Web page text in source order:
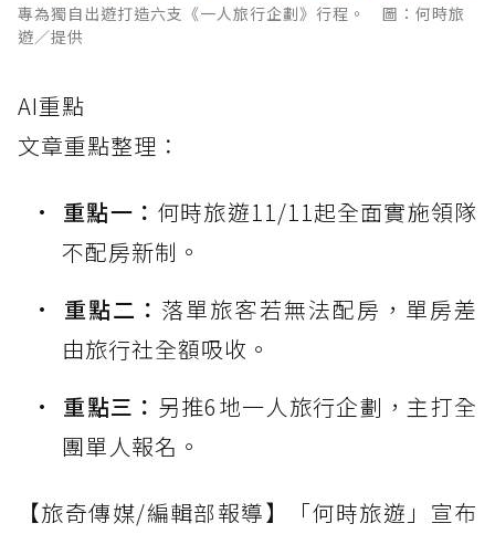
專為獨自出遊打造六支《一人旅行企劃》行程。 圖：何時旅
遊／提供
AI重點
文章重點整理：
重點一： 何時旅遊11/11起全面實施領隊
不配房新制。
重點二： 落單旅客若無法配房，單房差
由旅行社全額吸收。
重點三： 另推6地一人旅行企劃，主打全
團單人報名。
【旅奇傳媒/編輯部報導】「何時旅遊」宣布